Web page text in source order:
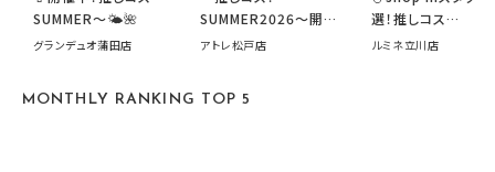
SUMMER〜🌤️🌺
グランデュオ蒲田店
SUMMER2026～開催
中です！
アトレ松戸店
選！推しコス
summer2026開催
ルミネ立川店
MONTHLY RANKING TOP 5